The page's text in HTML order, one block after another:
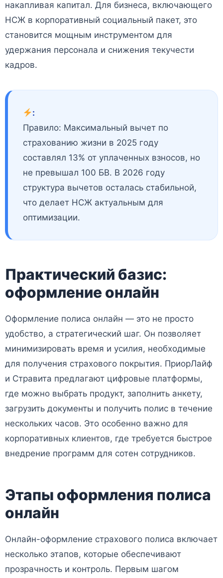
накапливая капитал. Для бизнеса, включающего
НСЖ в корпоративный социальный пакет, это
становится мощным инструментом для
удержания персонала и снижения текучести
кадров.
:
Правило: Максимальный вычет по
страхованию жизни в 2025 году
составлял 13% от уплаченных взносов, но
не превышал 100 БВ. В 2026 году
структура вычетов осталась стабильной,
что делает НСЖ актуальным для
оптимизации.
Практический базис:
оформление онлайн
Оформление полиса онлайн — это не просто
удобство, а стратегический шаг. Он позволяет
минимизировать время и усилия, необходимые
для получения страхового покрытия. ПриорЛайф
и Стравита предлагают цифровые платформы,
где можно выбрать продукт, заполнить анкету,
загрузить документы и получить полис в течение
нескольких часов. Это особенно важно для
корпоративных клиентов, где требуется быстрое
внедрение программ для сотен сотрудников.
Этапы оформления полиса
онлайн
Онлайн-оформление страхового полиса включает
несколько этапов, которые обеспечивают
прозрачность и контроль. Первым шагом